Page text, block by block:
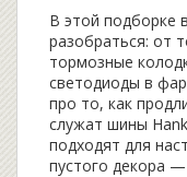
В этой подборке
разобраться: от
тормозные
светодиоды в
про то, как
служат шины
подходят для
пустого декора